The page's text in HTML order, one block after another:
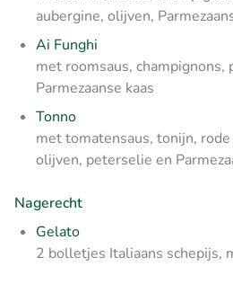
aubergine, olijven,
Ai Funghi
met roomsaus, champignons,
Parmezaanse kaas
Tonno
met tomatensaus, tonijn,
olijven, peterselie en
Nagerecht
Gelato
2 bolletjes Italiaans schepijs,